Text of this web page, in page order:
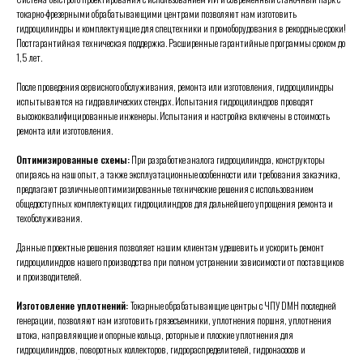
токарно-фрезерными обрабатывающими центрами позволяют нам изготовить
гидроцилиндры и комплектующие для спецтехники и промоборудования в рекордные сроки!
Постгарантийная техническая поддержка. Расширенные гарантийные программы сроком до
1,5 лет.
После проведения сервисного обслуживания, ремонта или изготовления, гидроцилиндры
испытываются на гидравлических стендах. Испытания гидроцилиндров проводят
высококвалифицированные инженеры.Испытания и настройка включены в стоимость
ремонта или изготовления.
Оптимизированные схемы:При разработке аналога гидроцилиндра, конструкторы
опираясь на наш опыт, а также эксплуатационные особенности или требования заказчика,
предлагают различные оптимизированные технические решения с использованием
общедоступных комплектующих гидроцилиндров для дальнейшего упрощения ремонта и
техобслуживания.
Данные проектные решения позволяет нашим клиентам удешевить и ускорить ремонт
гидроцилиндров нашего производства при полном устранении зависимости от поставщиков
и производителей.
Изготовление уплотнений:Токарные обрабатывающие центры с ЧПУ DMH последней
генерации, позволяют нам изготовить грязесъемники, уплотнения поршня, уплотнения
штока, направляющие и опорные кольца, роторные и плоские уплотнения для
гидроцилиндров, поворотных коллекторов, гидрораспределителей, гидронасосов и